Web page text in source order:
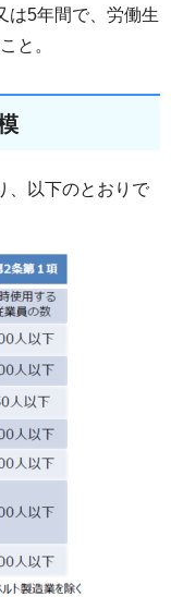
は5年間で、労働生
と。
、以下のとおりで